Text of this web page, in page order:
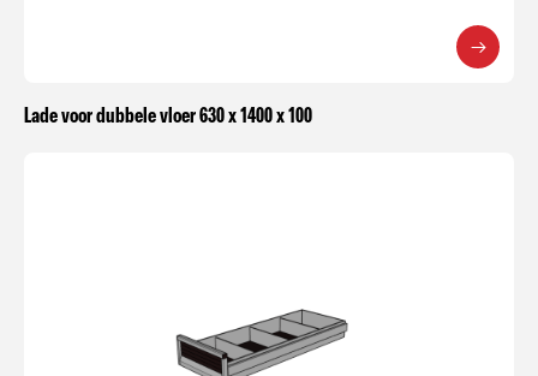
Lade voor dubbele vloer 630 x 1400 x 100